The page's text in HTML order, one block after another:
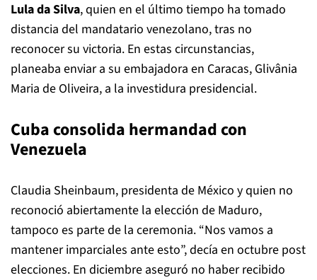
Lula da Silva, quien en el último tiempo ha tomado
distancia del mandatario venezolano, tras no
reconocer su victoria. En estas circunstancias,
planeaba enviar a su embajadora en Caracas, Glivânia
Maria de Oliveira, a la investidura presidencial.
Cuba consolida hermandad con
Venezuela
Claudia Sheinbaum, presidenta de México y quien no
reconoció abiertamente la elección de Maduro,
tampoco es parte de la ceremonia. “Nos vamos a
mantener imparciales ante esto”, decía en octubre post
elecciones. En diciembre aseguró no haber recibido